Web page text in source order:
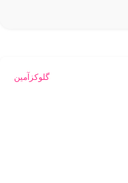
گلوکزآمین